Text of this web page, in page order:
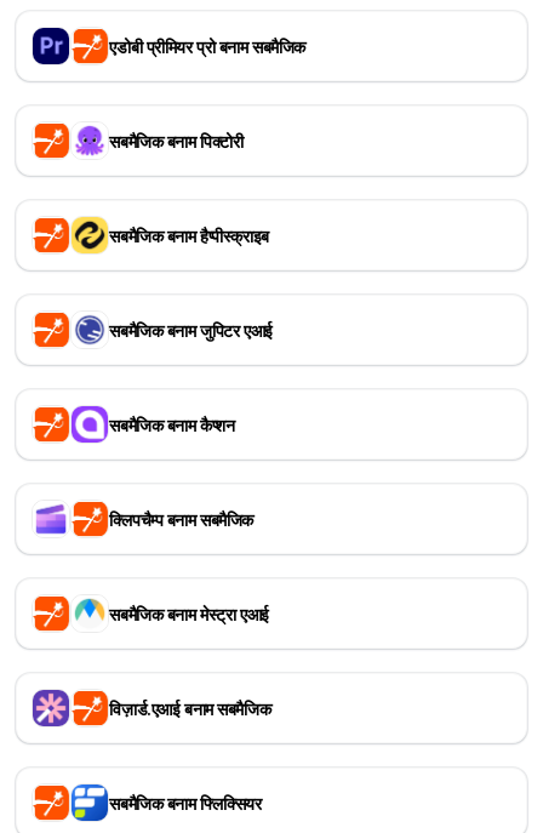
एडोबी प्रीमियर प्रो बनाम सबमैजिक
सबमैजिक बनाम पिक्टोरी
सबमैजिक बनाम हैप्पीस्क्राइब
सबमैजिक बनाम जुपिटर एआई
सबमैजिक बनाम कैप्शन
क्लिपचैम्प बनाम सबमैजिक
सबमैजिक बनाम मेस्ट्रा एआई
विज़ार्ड.एआई बनाम सबमैजिक
सबमैजिक बनाम फ्लिक्सियर